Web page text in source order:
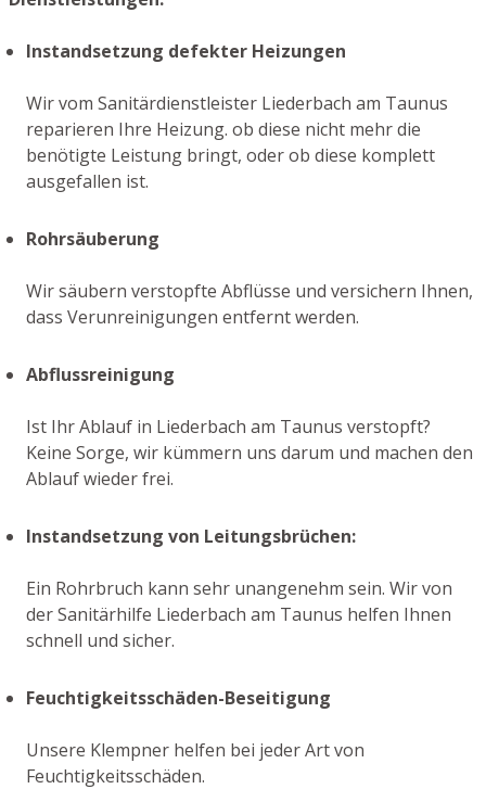
Instandsetzung defekter Heizungen
Wir vom Sanitärdienstleister Liederbach am Taunus
reparieren Ihre Heizung. ob diese nicht mehr die
benötigte Leistung bringt, oder ob diese komplett
ausgefallen ist.
Rohrsäuberung
Wir säubern verstopfte Abflüsse und versichern Ihnen,
dass Verunreinigungen entfernt werden.
Abflussreinigung
Ist Ihr Ablauf in Liederbach am Taunus verstopft?
Keine Sorge, wir kümmern uns darum und machen den
Ablauf wieder frei.
Instandsetzung von Leitungsbrüchen:
Ein Rohrbruch kann sehr unangenehm sein. Wir von
der Sanitärhilfe Liederbach am Taunus helfen Ihnen
schnell und sicher.
Feuchtigkeitsschäden-Beseitigung
Unsere Klempner helfen bei jeder Art von
Feuchtigkeitsschäden.